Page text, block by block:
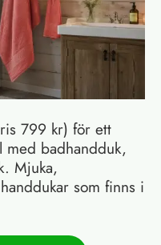
799 kr) för ett
med badhandduk,
Mjuka,
som finns i